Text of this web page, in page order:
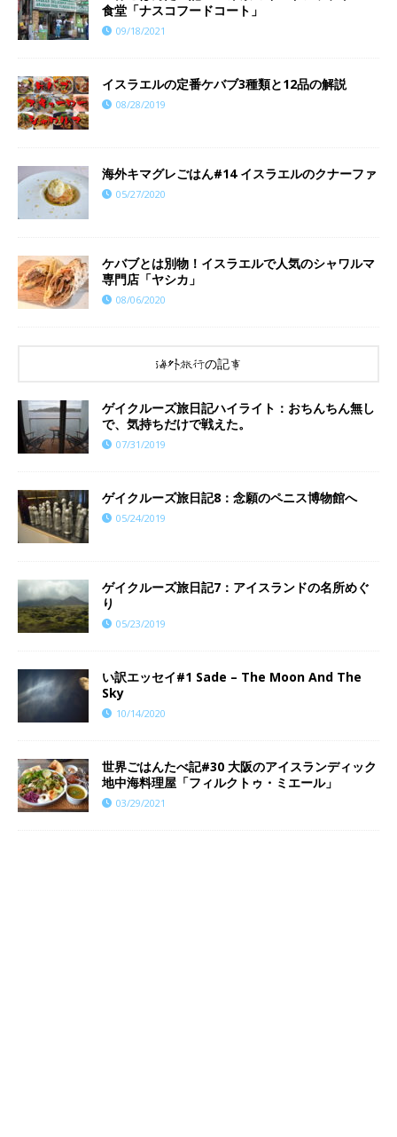
食堂「ナスコフードコート」
09/18/2021
イスラエルの定番ケバブ3種類と12品の解説
08/28/2019
海外キマグレごはん#14 イスラエルのクナーファ
05/27/2020
ケバブとは別物！イスラエルで人気のシャワルマ
専門店「ヤシカ」
08/06/2020
海外旅行の記事
ゲイクルーズ旅日記ハイライト：おちんちん無し
で、気持ちだけで戦えた。
07/31/2019
ゲイクルーズ旅日記8：念願のペニス博物館へ
05/24/2019
ゲイクルーズ旅日記7：アイスランドの名所めぐ
り
05/23/2019
い訳エッセイ#1 Sade – The Moon And The
Sky
10/14/2020
世界ごはんたべ記#30 大阪のアイスランディック
地中海料理屋「フィルクトゥ・ミエール」
03/29/2021